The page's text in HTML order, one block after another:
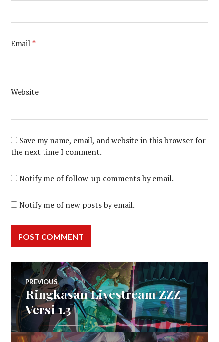
Email*
Website
Save my name, email, and website in this browser for
the next time I comment.
Notify me of follow-up comments by email.
Notify me of new posts by email.
Post
navigation
PREVIOUS
Previous
post:
Ringkasan Livestream ZZZ
Versi 1.3